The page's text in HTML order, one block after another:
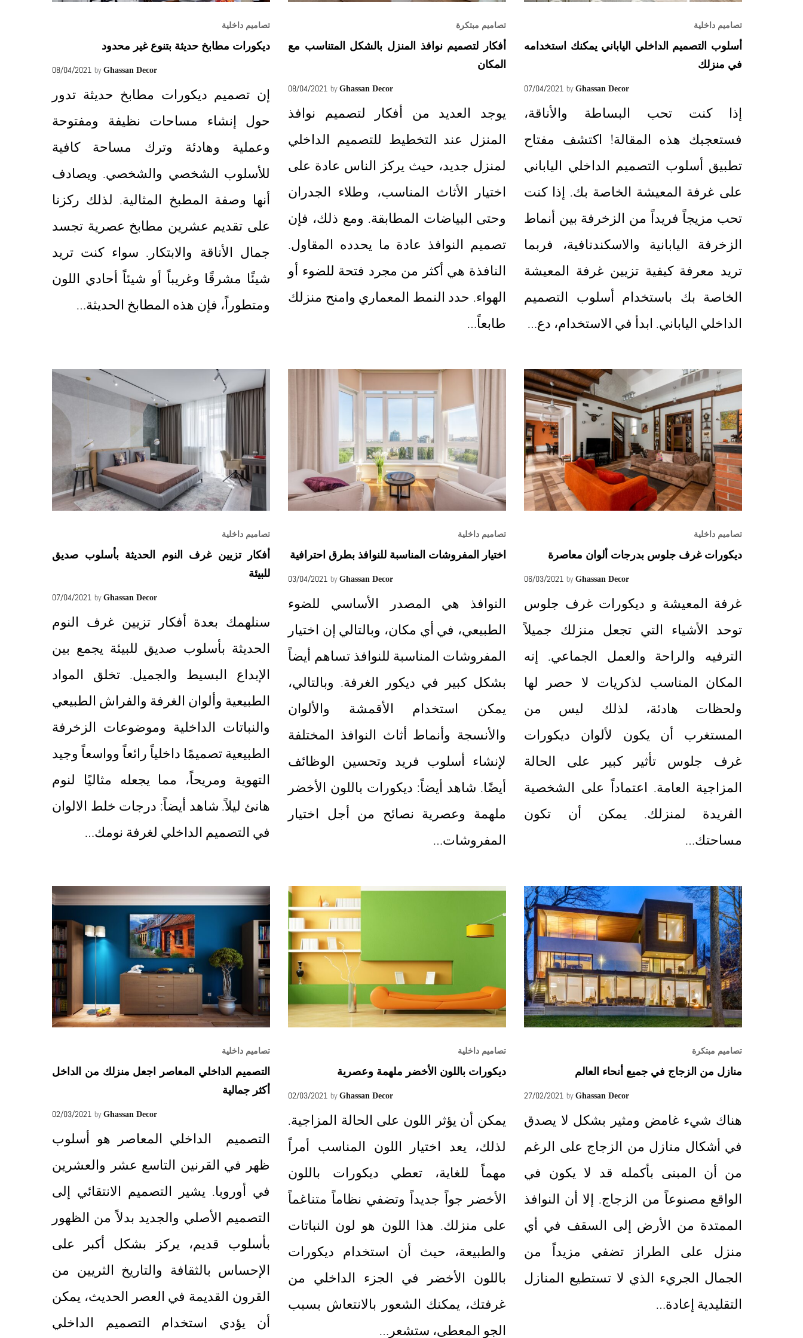
تصاميم داخلية
ديكورات مطابخ حديثة بتنوع غير محدود
08/04/2021 by Ghassan Decor
إن تصميم ديكورات مطابخ حديثة تدور
حول إنشاء مساحات نظيفة ومفتوحة
وعملية وهادئة وترك مساحة كافية
للأسلوب الشخصي والشخصي. ويصادف
أنها وصفة المطبخ المثالية. لذلك ركزنا
على تقديم عشرين مطابخ عصرية تجسد
جمال الأناقة والابتكار. سواء كنت تريد
شيئًا مشرقًا وغريباً أو شيئاً أحادي اللون
ومتطوراً، فإن هذه المطابخ الحديثة…
تصاميم مبتكرة
أفكار لتصميم نوافذ المنزل بالشكل المتناسب مع
المكان
08/04/2021 by Ghassan Decor
يوجد العديد من أفكار لتصميم نوافذ
المنزل عند التخطيط للتصميم الداخلي
لمنزل جديد، حيث يركز الناس عادة على
اختيار الأثاث المناسب، وطلاء الجدران
وحتى البياضات المطابقة. ومع ذلك، فإن
تصميم النوافذ عادة ما يحدده المقاول.
النافذة هي أكثر من مجرد فتحة للضوء أو
الهواء. حدد النمط المعماري وامنح منزلك
طابعاً…
تصاميم داخلية
أسلوب التصميم الداخلي الياباني يمكنك استخدامه
في منزلك
07/04/2021 by Ghassan Decor
إذا كنت تحب البساطة والأناقة،
فستعجبك هذه المقالة! اكتشف مفتاح
تطبيق أسلوب التصميم الداخلي الياباني
على غرفة المعيشة الخاصة بك. إذا كنت
تحب مزيجاً فريداً من الزخرفة بين أنماط
الزخرفة اليابانية والاسكندنافية، فربما
تريد معرفة كيفية تزيين غرفة المعيشة
الخاصة بك باستخدام أسلوب التصميم
الداخلي الياباني. ابدأ في الاستخدام، دع…
تصاميم داخلية
أفكار تزيين غرف النوم الحديثة بأسلوب صديق
للبيئة
07/04/2021 by Ghassan Decor
سنلهمك بعدة أفكار تزيين غرف النوم
الحديثة بأسلوب صديق للبيئة يجمع بين
الإبداع البسيط والجميل. تخلق المواد
الطبيعية وألوان الغرفة والفراش الطبيعي
والنباتات الداخلية وموضوعات الزخرفة
الطبيعية تصميمًا داخلياً رائعاً وواسعاً وجيد
التهوية ومريحاً، مما يجعله مثاليًا لنوم
هانئ ليلاً. شاهد أيضاً: درجات خلط الالوان
في التصميم الداخلي لغرفة نومك…
تصاميم داخلية
اختيار المفروشات المناسبة للنوافذ بطرق احترافية
03/04/2021 by Ghassan Decor
النوافذ هي المصدر الأساسي للضوء
الطبيعي، في أي مكان، وبالتالي إن اختيار
المفروشات المناسبة للنوافذ تساهم أيضاً
بشكل كبير في ديكور الغرفة. وبالتالي،
يمكن استخدام الأقمشة والألوان
والأنسجة وأنماط أثاث النوافذ المختلفة
لإنشاء أسلوب فريد وتحسين الوظائف
أيضًا. شاهد أيضاً: ديكورات باللون الأخضر
ملهمة وعصرية نصائح من أجل اختيار
المفروشات…
تصاميم داخلية
ديكورات غرف جلوس بدرجات ألوان معاصرة
06/03/2021 by Ghassan Decor
غرفة المعيشة و ديكورات غرف جلوس
توحد الأشياء التي تجعل منزلك جميلاً
الترفيه والراحة والعمل الجماعي. إنه
المكان المناسب لذكريات لا حصر لها
ولحظات هادئة، لذلك ليس من
المستغرب أن يكون لألوان ديكورات
غرف جلوس تأثير كبير على الحالة
المزاجية العامة. اعتماداً على الشخصية
الفريدة لمنزلك. يمكن أن تكون
مساحتك…
تصاميم داخلية
التصميم الداخلي المعاصر اجعل منزلك من الداخل
أكثر جمالية
02/03/2021 by Ghassan Decor
التصميم الداخلي المعاصر هو أسلوب
ظهر في القرنين التاسع عشر والعشرين
في أوروبا. يشير التصميم الانتقائي إلى
التصميم الأصلي والجديد بدلاً من الظهور
بأسلوب قديم، يركز بشكل أكبر على
الإحساس بالثقافة والتاريخ الثريين من
القرون القديمة في العصر الحديث، يمكن
أن يؤدي استخدام التصميم الداخلي
تصاميم داخلية
ديكورات باللون الأخضر ملهمة وعصرية
02/03/2021 by Ghassan Decor
يمكن أن يؤثر اللون على الحالة المزاجية.
لذلك، يعد اختيار اللون المناسب أمراً
مهماً للغاية، تعطي ديكورات باللون
الأخضر جواً جديداً وتضفي نظاماً متناغماً
على منزلك. هذا اللون هو لون النباتات
والطبيعة، حيث أن استخدام ديكورات
باللون الأخضر في الجزء الداخلي من
غرفتك، يمكنك الشعور بالانتعاش بسبب
الجو المعطى، ستشعر…
تصاميم مبتكرة
منازل من الزجاج في جميع أنحاء العالم
27/02/2021 by Ghassan Decor
هناك شيء غامض ومثير بشكل لا يصدق
في أشكال منازل من الزجاج على الرغم
من أن المبنى بأكمله قد لا يكون في
الواقع مصنوعاً من الزجاج. إلا أن النوافذ
الممتدة من الأرض إلى السقف في أي
منزل على الطراز تضفي مزيداً من
الجمال الجريء الذي لا تستطيع المنازل
التقليدية إعادة…